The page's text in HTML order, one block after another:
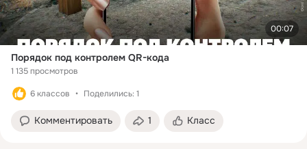
00:07
Порядок под контролем QR-кода
1 135 просмотров
6 классов Поделились: 1
Комментировать 1 Класс